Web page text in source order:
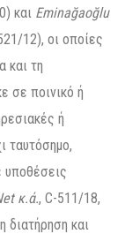
και Eminağaoğlu
12), οι οποίες
και τη
σε ποινικό ή
ή
ταυτόσημο,
υποθέσεις
κ.ά., C-511/18,
διατήρηση και